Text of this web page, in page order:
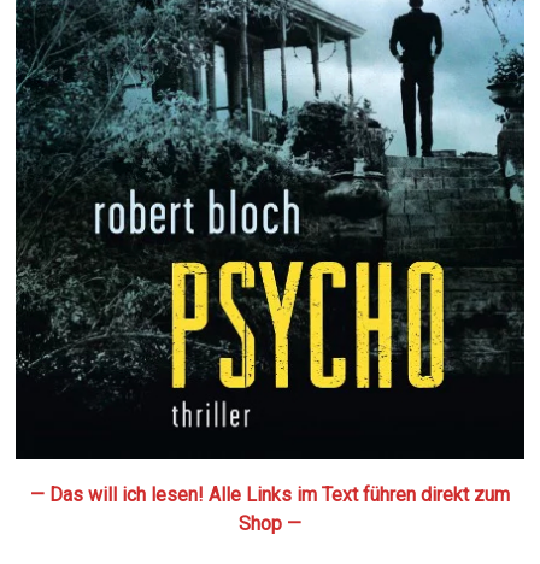
— Das will ich lesen! Alle Links im Text führen direkt zum
Shop —